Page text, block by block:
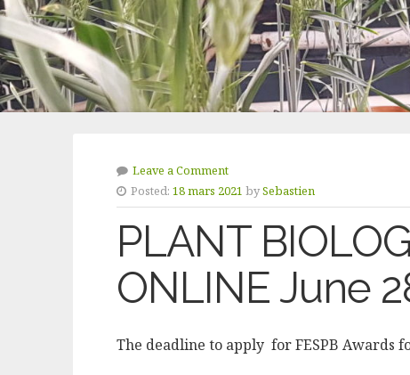
Leave a Comment
Posted: 18 mars 2021 bySebastien
PLANT
ONLINE June
The deadline to apply for FESPB Awards